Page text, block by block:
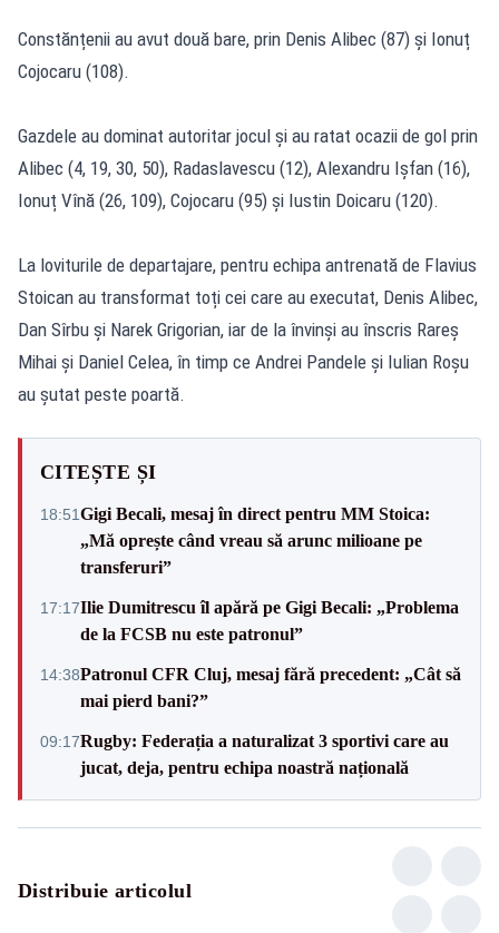
Constănțenii au avut două bare, prin Denis Alibec (87) și Ionuț
Cojocaru (108).
Gazdele au dominat autoritar jocul și au ratat ocazii de gol prin
Alibec (4, 19, 30, 50), Radaslavescu (12), Alexandru Ișfan (16),
Ionuț Vînă (26, 109), Cojocaru (95) și Iustin Doicaru (120).
La loviturile de departajare, pentru echipa antrenată de Flavius
Stoican au transformat toți cei care au executat, Denis Alibec,
Dan Sîrbu și Narek Grigorian, iar de la învinși au înscris Rareș
Mihai și Daniel Celea, în timp ce Andrei Pandele și Iulian Roșu
au șutat peste poartă.
CITEȘTE ȘI
18:51Gigi Becali, mesaj în direct pentru MM Stoica:
„Mă oprește când vreau să arunc milioane pe
transferuri”
17:17Ilie Dumitrescu îl apără pe Gigi Becali: „Problema
de la FCSB nu este patronul”
14:38Patronul CFR Cluj, mesaj fără precedent: „Cât să
mai pierd bani?”
09:17Rugby: Federația a naturalizat 3 sportivi care au
jucat, deja, pentru echipa noastră națională
Distribuie articolul